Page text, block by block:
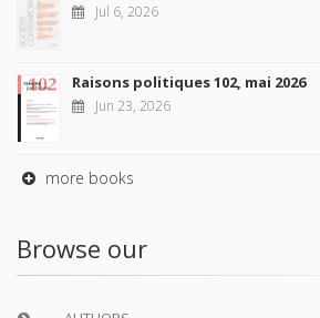
Jul 6, 2026
Raisons politiques 102, mai 2026
Jun 23, 2026
more books
Browse our